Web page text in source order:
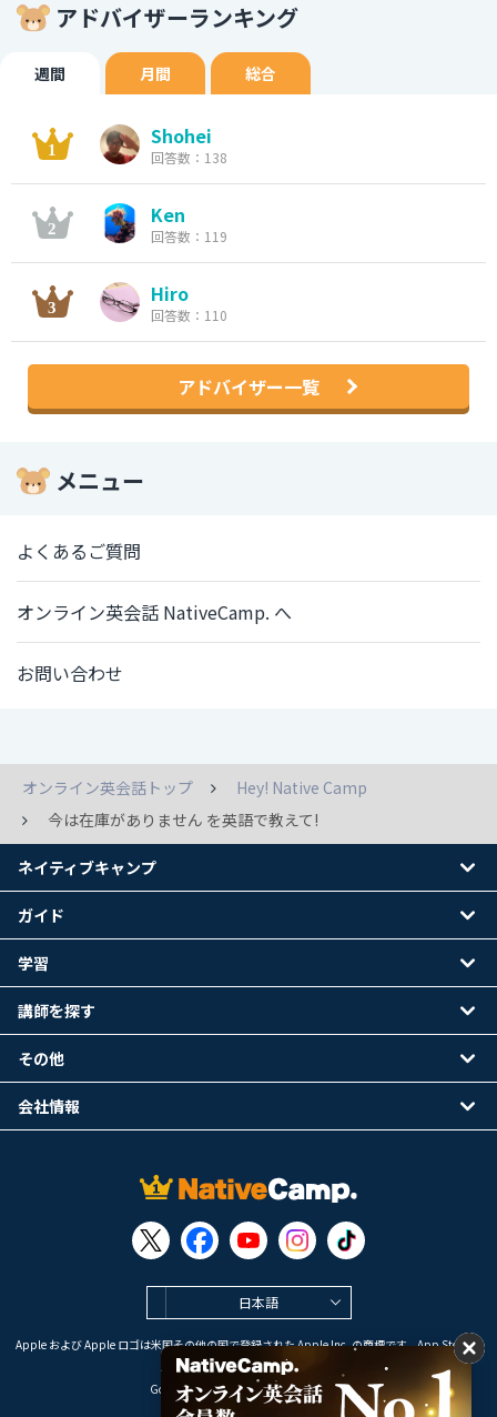
アドバイザーランキング
週間 月間 総合
Shohei
回答数：138
Ken
回答数：119
Hiro
回答数：110
アドバイザー一覧
メニュー
よくあるご質問
オンライン英会話 NativeCamp. へ
お問い合わせ
オンライン英会話トップ
Hey! Native Camp
今は在庫がありません を英語で教えて!
日本語
Apple および Apple ロゴは米国その他の国で登録された Apple Inc. の商標です。App Store は
Apple Inc. のサービスマークです。
Google Play は Google LLC の商標です。
ネイティブキャンプ
ガイド
学習
講師を探す
その他
会社情報